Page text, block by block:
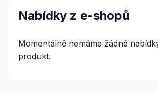
Nabídky z e-shopů
Momentálně nemáme žádné
produkt.